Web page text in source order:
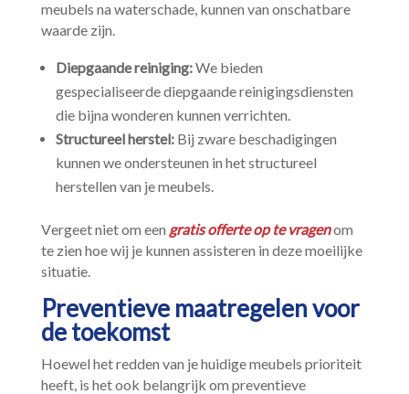
meubels na waterschade, kunnen van onschatbare
waarde zijn.​
Diepgaande reiniging:We bieden
gespecialiseerde diepgaande reinigingsdiensten
die bijna wonderen kunnen verrichten.​
Structureel herstel:Bij zware beschadigingen
kunnen we ondersteunen in het structureel
herstellen van je meubels.​
Vergeet niet om een gratis offerte op te vragenom
te zien hoe wij je kunnen assisteren in deze moeilijke
situatie.​
Preventieve maatregelen voor
de toekomst
Hoewel het redden van je huidige meubels prioriteit
heeft, is het ook belangrijk om preventieve